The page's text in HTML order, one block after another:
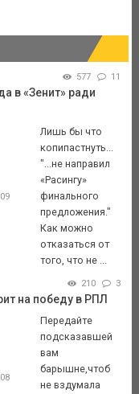
577 11
в «Зенит» ради
Лишь бы что
копипастнуть...
"...не направил
«Расингу»
финального
предложения."
Как можно
отказаться от
того, что не ...
210 3
на победу в РПЛ
Передайте
подсказавшей
вам
барышне,чтоб
не вздумала